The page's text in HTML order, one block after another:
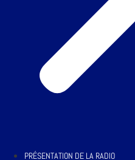
PRÉSENTATION DE LA RADIO